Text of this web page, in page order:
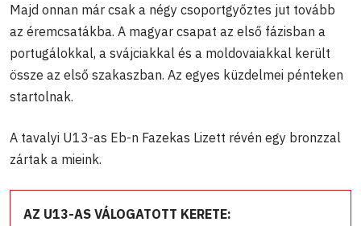
Majd onnan már csak a négy csoportgyőztes jut tovább
az éremcsatákba. A magyar csapat az első fázisban a
portugálokkal, a svájciakkal és a moldovaiakkal került
össze az első szakaszban. Az egyes küzdelmei pénteken
startolnak.
A tavalyi U13-as Eb-n Fazekas Lizett révén egy bronzzal
zártak a mieink.
AZ U13-AS VÁLOGATOTT KERETE: